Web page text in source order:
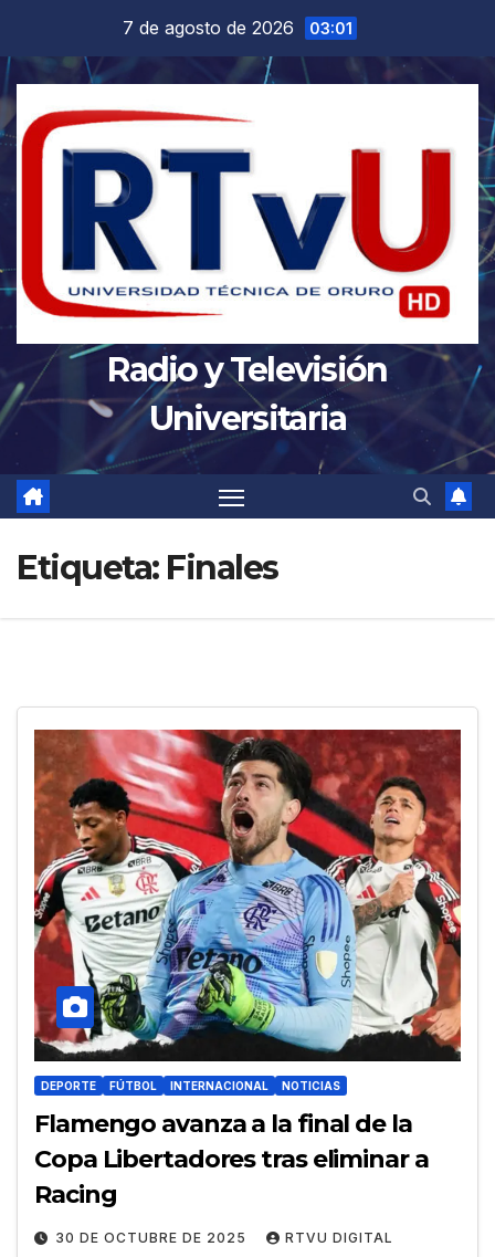
contenido
7 de agosto de 2026 03:01
Radio y Televisión
Universitaria
Etiqueta: Finales
DEPORTE FÚTBOL INTERNACIONAL NOTICIAS
Flamengo avanza a la final de la
Copa Libertadores tras eliminar a
Racing
30 DE OCTUBRE DE 2025 RTVU DIGITAL